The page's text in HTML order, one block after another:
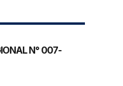
N° 007-